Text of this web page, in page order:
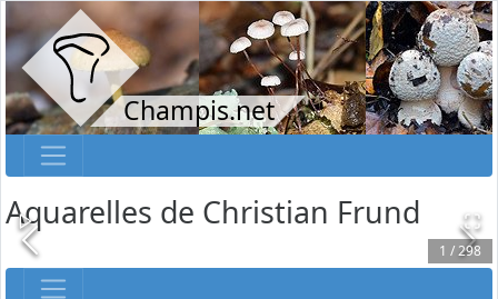
Champis.net
Aquarelles de Christian Frund
1 /298